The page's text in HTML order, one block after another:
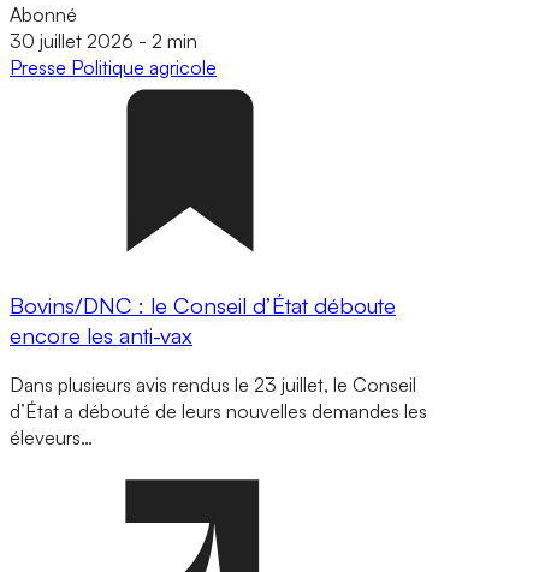
Abonné
30 juillet 2026 - 2 min
Presse Politique agricole
Bovins/DNC : le Conseil d’État déboute
encore les anti-vax
Dans plusieurs avis rendus le 23 juillet, le Conseil
d’État a débouté de leurs nouvelles demandes les
éleveurs…